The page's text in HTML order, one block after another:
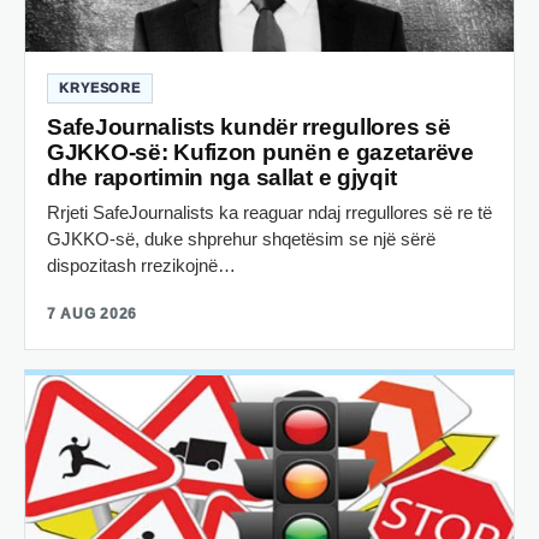
KRYESORE
SafeJournalists kundër rregullores së
GJKKO-së: Kufizon punën e gazetarëve
dhe raportimin nga sallat e gjyqit
Rrjeti SafeJournalists ka reaguar ndaj rregullores së re të
GJKKO-së, duke shprehur shqetësim se një sërë
dispozitash rrezikojnë…
7 AUG 2026